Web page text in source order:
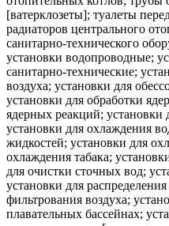
[ватерклозеты]; туалеты
радиаторов центрального
санитарно-технического
установки водопроводные;
санитарно-технические;
воздуха; установки для
установки для обработки
ядерных реакций; установки
установки для охлаждения
жидкостей; установки для
охлаждения табака;
для очистки сточных вод;
установки для
фильтрования воздуха;
плавательных бассейнах;